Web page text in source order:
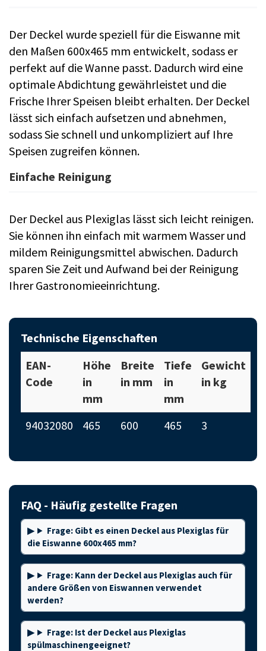
Der Deckel wurde speziell für die Eiswanne mit
den Maßen 600x465 mm entwickelt, sodass er
perfekt auf die Wanne passt. Dadurch wird eine
optimale Abdichtung gewährleistet und die
Frische Ihrer Speisen bleibt erhalten. Der Deckel
lässt sich einfach aufsetzen und abnehmen,
sodass Sie schnell und unkompliziert auf Ihre
Speisen zugreifen können.
Einfache Reinigung
Der Deckel aus Plexiglas lässt sich leicht reinigen.
Sie können ihn einfach mit warmem Wasser und
mildem Reinigungsmittel abwischen. Dadurch
sparen Sie Zeit und Aufwand bei der Reinigung
Ihrer Gastronomieeinrichtung.
Technische Eigenschaften
EAN-
Code
Höhe
in
mm
Breite
in mm
Tiefe
in
mm
Gewicht
in kg
94032080 465 600 465 3
FAQ - Häufig gestellte Fragen
Frage: Gibt es einen Deckel aus Plexiglas für
die Eiswanne 600x465 mm?
Frage: Kann der Deckel aus Plexiglas auch für
andere Größen von Eiswannen verwendet
werden?
Frage: Ist der Deckel aus Plexiglas
spülmaschinengeeignet?